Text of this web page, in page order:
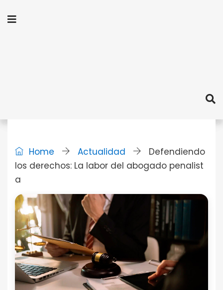
Home Actualidad
Defendiendo
los derechos: La labor del abogado penalist
a